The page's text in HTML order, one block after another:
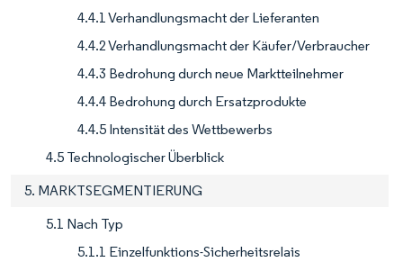
4.4.1 Verhandlungsmacht der Lieferanten
4.4.2 Verhandlungsmacht der Käufer/Verbraucher
4.4.3 Bedrohung durch neue Marktteilnehmer
4.4.4 Bedrohung durch Ersatzprodukte
4.4.5 Intensität des Wettbewerbs
4.5 Technologischer Überblick
5. MARKTSEGMENTIERUNG
5.1 Nach Typ
5.1.1 Einzelfunktions-Sicherheitsrelais